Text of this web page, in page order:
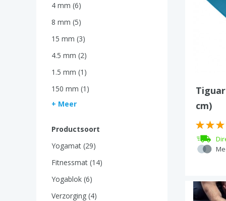
4 mm (6)
8 mm (5)
15 mm (3)
4.5 mm (2)
1.5 mm (1)
150 mm (1)
+ Meer
Productsoort
Yogamat (29)
Fitnessmat (14)
Yogablok (6)
Verzorging (4)
cm)